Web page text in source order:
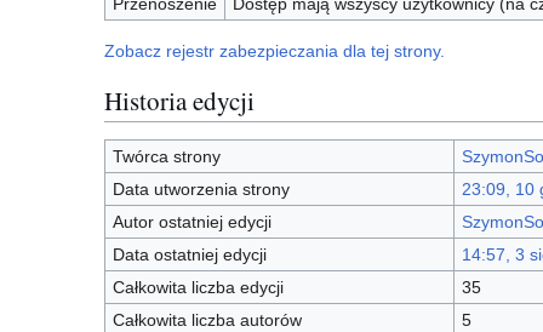
Zobacz rejestr zabezpieczania dla tej strony.
Historia edycji
Twórca strony
Data utworzenia strony
23:09, 10
Autor ostatniej edycji
Data ostatniej edycji
14:57, 3
Całkowita liczba edycji
35
Całkowita liczba autorów
5